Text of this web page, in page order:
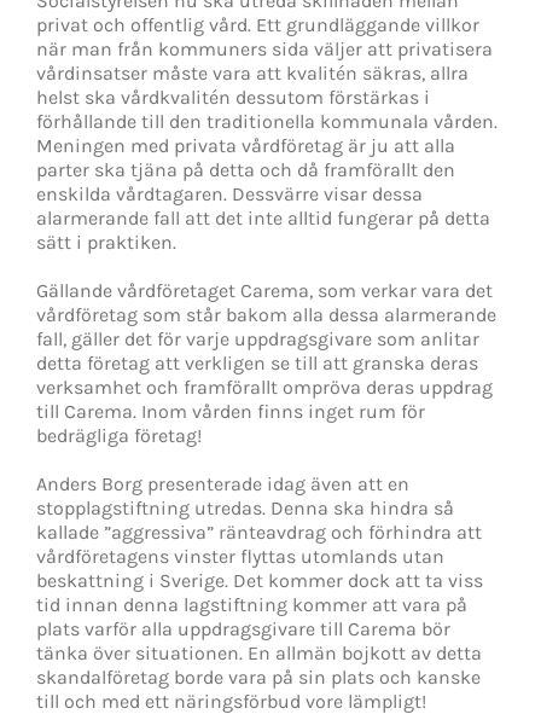
privat och offentlig vård. Ett grundläggande villkor
när man från kommuners sida väljer att privatisera
vårdinsatser måste vara att kvalitén säkras, allra
helst ska vårdkvalitén dessutom förstärkas i
förhållande till den traditionella kommunala vården.
Meningen med privata vårdföretag är ju att alla
parter ska tjäna på detta och då framförallt den
enskilda vårdtagaren. Dessvärre visar dessa
alarmerande fall att det inte alltid fungerar på detta
sätt i praktiken.
Gällande vårdföretaget Carema, som verkar vara det
vårdföretag som står bakom alla dessa alarmerande
fall, gäller det för varje uppdragsgivare som anlitar
detta företag att verkligen se till att granska deras
verksamhet och framförallt ompröva deras uppdrag
till Carema. Inom vården finns inget rum för
bedrägliga företag!
Anders Borg presenterade idag även att en
stopplagstiftning utredas. Denna ska hindra så
kallade ”aggressiva” ränteavdrag och förhindra att
vårdföretagens vinster flyttas utomlands utan
beskattning i Sverige. Det kommer dock att ta viss
tid innan denna lagstiftning kommer att vara på
plats varför alla uppdragsgivare till Carema bör
tänka över situationen. En allmän bojkott av detta
skandalföretag borde vara på sin plats och kanske
till och med ett näringsförbud vore lämpligt!